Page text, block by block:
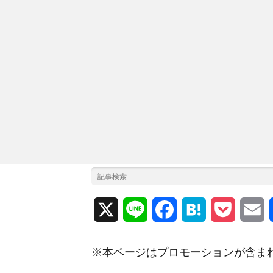
n c t c a
※本ページはプロモーションが含ま